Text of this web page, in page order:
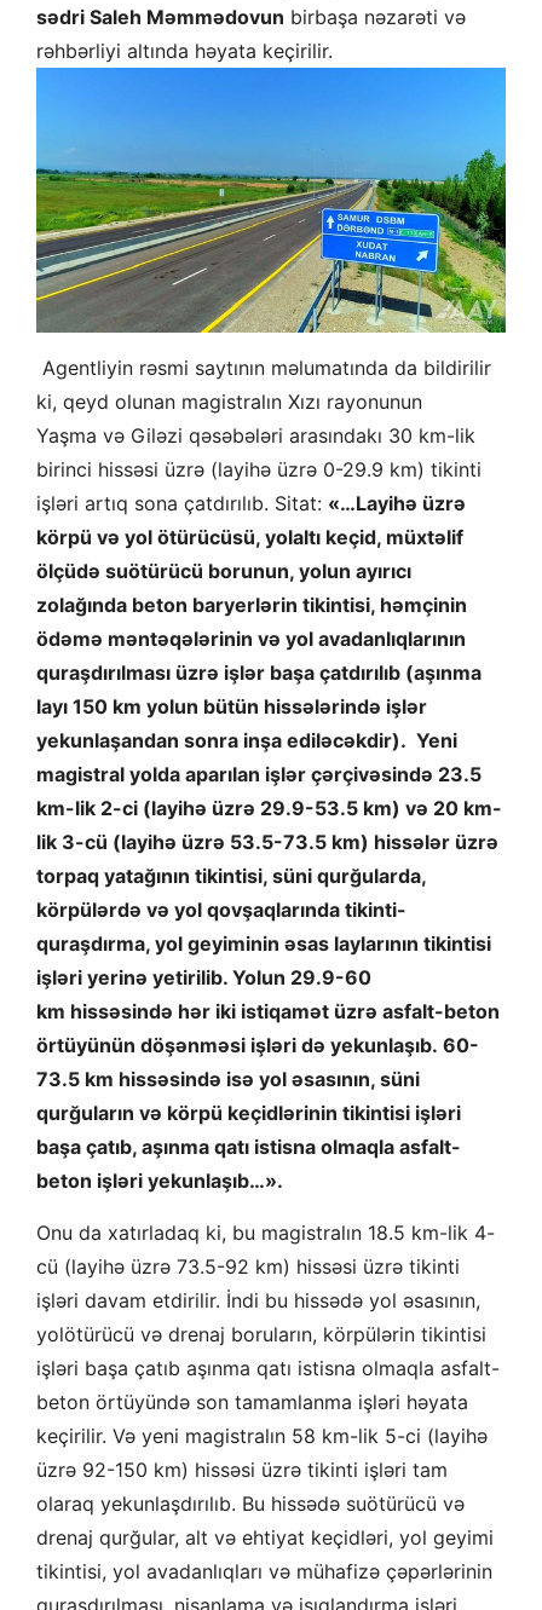
sədri Saleh Məmmədovun birbaşa nəzarəti və
rəhbərliyi altında həyata keçirilir.
Agentliyin rəsmi saytının məlumatında da bildirilir
ki, qeyd olunan magistralın Xızı rayonunun
Yaşma və Giləzi qəsəbələri arasındakı 30 km-lik
birinci hissəsi üzrə (layihə üzrə 0-29.9 km) tikinti
işləri artıq sona çatdırılıb. Sitat: «…Layihə üzrə
körpü və yol ötürücüsü, yolaltı keçid, müxtəlif
ölçüdə suötürücü borunun, yolun ayırıcı
zolağında beton baryerlərin tikintisi, həmçinin
ödəmə məntəqələrinin və yol avadanlıqlarının
quraşdırılması üzrə işlər başa çatdırılıb (aşınma
layı 150 km yolun bütün hissələrində işlər
yekunlaşandan sonra inşa ediləcəkdir). Yeni
magistral yolda aparılan işlər çərçivəsində 23.5
km-lik 2-ci (layihə üzrə 29.9-53.5 km) və 20 km-
lik 3-cü (layihə üzrə 53.5-73.5 km) hissələr üzrə
torpaq yatağının tikintisi, süni qurğularda,
körpülərdə və yol qovşaqlarında tikinti-
quraşdırma, yol geyiminin əsas laylarının tikintisi
işləri yerinə yetirilib. Yolun 29.9-60
km hissəsində hər iki istiqamət üzrə asfalt-beton
örtüyünün döşənməsi işləri də yekunlaşıb. 60-
73.5 km hissəsində isə yol əsasının, süni
qurğuların və körpü keçidlərinin tikintisi işləri
başa çatıb, aşınma qatı istisna olmaqla asfalt-
beton işləri yekunlaşıb…».
Onu da xatırladaq ki, bu magistralın 18.5 km-lik 4-
cü (layihə üzrə 73.5-92 km) hissəsi üzrə tikinti
işləri davam etdirilir. İndi bu hissədə yol əsasının,
yolötürücü və drenaj boruların, körpülərin tikintisi
işləri başa çatıb aşınma qatı istisna olmaqla asfalt-
beton örtüyündə son tamamlanma işləri həyata
keçirilir. Və yeni magistralın 58 km-lik 5-ci (layihə
üzrə 92-150 km) hissəsi üzrə tikinti işləri tam
olaraq yekunlaşdırılıb. Bu hissədə suötürücü və
drenaj qurğular, alt və ehtiyat keçidləri, yol geyimi
tikintisi, yol avadanlıqları və mühafizə çəpərlərinin
quraşdırılması, nişanlama və işıqlandırma işləri